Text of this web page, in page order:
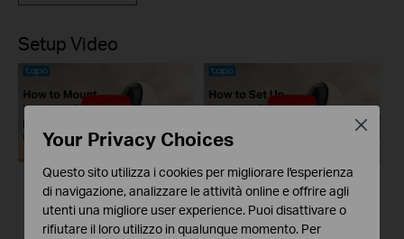
Setup Video
How to Mount Tapo
Pan/Tilt AI Home
How to Set Up Tapo
Pan/Tilt AI Home
Your Privacy Choices
Questo sito utilizza i cookies per migliorare l'esperienza
di navigazione, analizzare le attività online e offrire agli
utenti una migliore user experience. Puoi disattivare o
rifiutare il loro utilizzo in qualunque momento. Per
Close